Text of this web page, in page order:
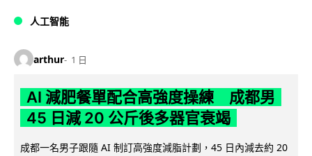
人工智能
arthur 1 日
AI 減肥餐單配合高強度操練 成都男
45 日減 20 公斤後多器官衰竭
成都一名男子跟隨 AI 制訂高強度減脂計劃，45 日內減去約 20